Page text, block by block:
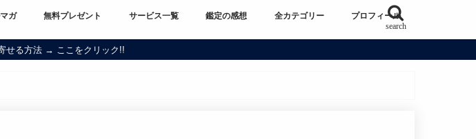
search
ガ 無料プレゼント サービス一覧 鑑定の感想 全カテゴリー プロフィール
せる方法 → ここをクリック!!